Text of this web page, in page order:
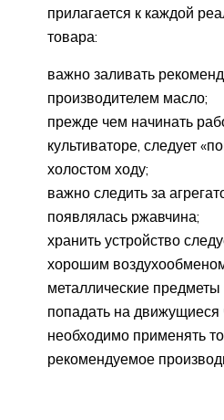
прилагается к каждой
товара:
важно заливать
производителем масло;
прежде чем начинать
культиваторе, следует
холостом ходу;
важно следить за
появлялась ржавчина;
хранить устройство
хорошим
металлические
попадать на движущиеся
необходимо применять
рекомендуемое